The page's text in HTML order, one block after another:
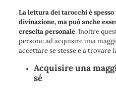
La lettura dei tarocchi è
divinazione, ma può anche
crescita personale. Inoltre
persone ad acquisire una
accettare se stesse e a
Acquisire una
sé